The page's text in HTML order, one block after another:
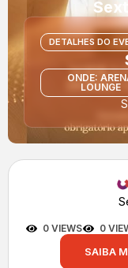
DETALHES DO
ONDE:
LOUNGE
0 VIEWS 0
SAIBA